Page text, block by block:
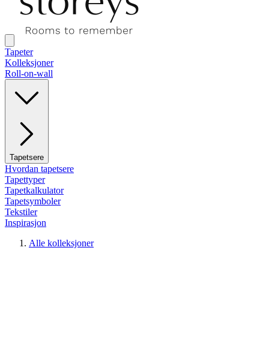
Tapeter
Kolleksjoner
Roll-on-wall
Tapetsere
Hvordan tapetsere
Tapettyper
Tapetkalkulator
Tapetsymboler
Tekstiler
Inspirasjon
Alle kolleksjoner